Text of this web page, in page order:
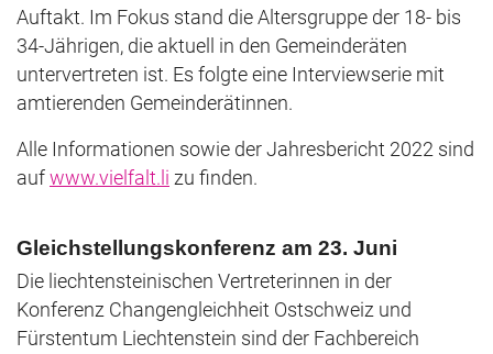
Auftakt. Im Fokus stand die Altersgruppe der 18- bis
34-Jährigen, die aktuell in den Gemeinderäten
untervertreten ist. Es folgte eine Interviewserie mit
amtierenden Gemeinderätinnen.
Alle Informationen sowie der Jahresbericht 2022 sind
aufwww.vielfalt.li zu finden.
Gleichstellungskonferenz am 23. Juni
Die liechtensteinischen Vertreterinnen in der
Konferenz Changengleichheit Ostschweiz und
Fürstentum Liechtenstein sind der Fachbereich